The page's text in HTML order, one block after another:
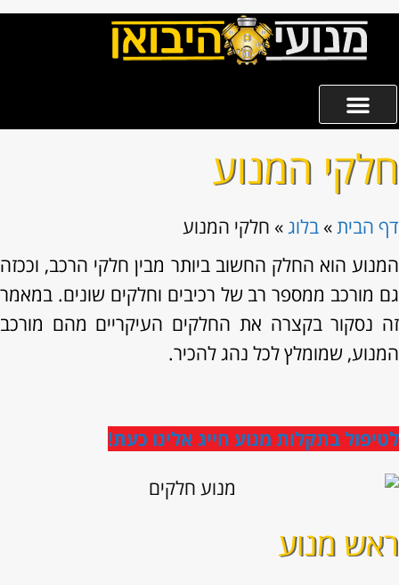
חלקי המנוע
דף הבית» בלוג» חלקי המנוע
המנוע הוא החלק החשוב ביותר מבין חלקי הרכב, וככזה
גם מורכב ממספר רב של רכיבים וחלקים שונים. במאמר
זה נסקור בקצרה את החלקים העיקריים מהם מורכב
המנוע, שמומלץ לכל נהג להכיר.
לטיפול בתקלות מנוע חייג אלינו כעת!
ראש מנוע